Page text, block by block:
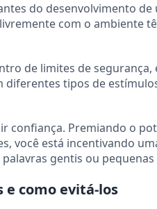
do desenvolvimento
com o ambiente
de limites de segurança,
tipos de
confiança. Premiando o
você está incentivando
gentis ou pequenas
e como evitá-los